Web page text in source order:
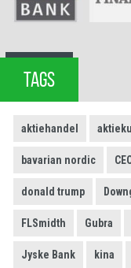
TAGS
aktiehandel
bavarian nordic
donald trump
FLSmidth Gubra
Jyske Bank kina